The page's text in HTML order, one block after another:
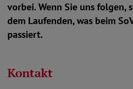
vorbei. Wenn Sie uns folgen,
dem Laufenden, was beim
passiert.
Kontakt